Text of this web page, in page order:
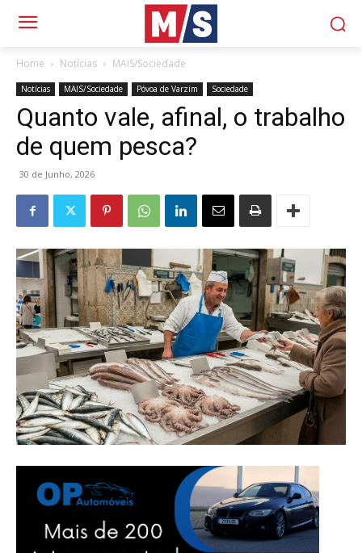
Home Notícias MAIS/Sociedade
Notícias MAIS/Sociedade Póvoa de Varzim Sociedade
Quanto vale, afinal, o trabalho
de quem pesca?
30 de Junho, 2026